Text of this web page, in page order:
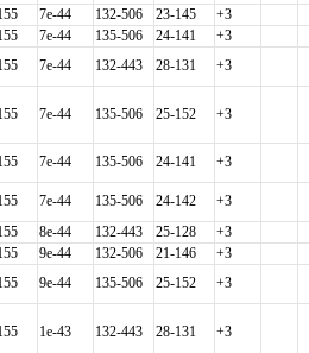
7e-44 132-506 23-145
+3
7e-44 135-506 24-141
+3
7e-44 132-443 28-131 +3
7e-44 135-506 25-152 +3
7e-44 135-506 24-141 +3
7e-44 135-506 24-142
+3
8e-44 132-443 25-128
+3
9e-44 132-506 21-146
+3
9e-44 135-506 25-152 +3
1e-43 132-443 28-131 +3